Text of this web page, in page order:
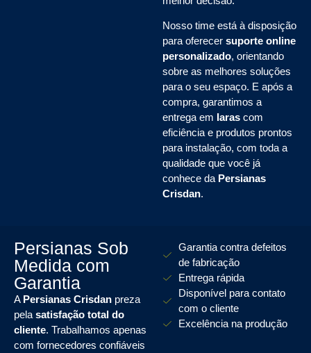
Nosso time está à disposição
para oferecer suporte online
personalizado, orientando
sobre as melhores soluções
para o seu espaço. E após a
compra, garantimos a
entrega em Iaras com
eficiência e produtos prontos
para instalação, com toda a
qualidade que você já
conhece da Persianas
Crisdan.
Persianas Sob
Medida com
Garantia
A Persianas Crisdan preza
pela satisfação total do
cliente. Trabalhamos apenas
com fornecedores confiáveis
Garantia contra defeitos
de fabricação
Entrega rápida
Disponível para contato
com o cliente
Excelência na produção